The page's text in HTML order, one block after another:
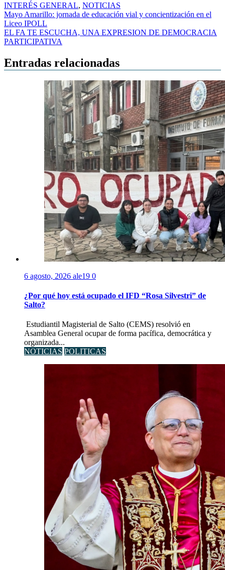
INTERÉS GENERAL, NOTICIAS
Navegación
de
entradas
Mayo Amarillo: jornada de educación vial y concientización en el
Liceo IPOLL
EL FA TE ESCUCHA, UNA EXPRESION DE DEMOCRACIA
PARTICIPATIVA
Entradas relacionadas
6 agosto, 2026 ale19 0
¿Por qué hoy está ocupado el IFD “Rosa Silvestri” de
Salto?
Estudiantil Magisterial de Salto (CEMS) resolvió en
Asamblea General ocupar de forma pacífica, democrática y
organizada...
NOTICIAS POLITICAS